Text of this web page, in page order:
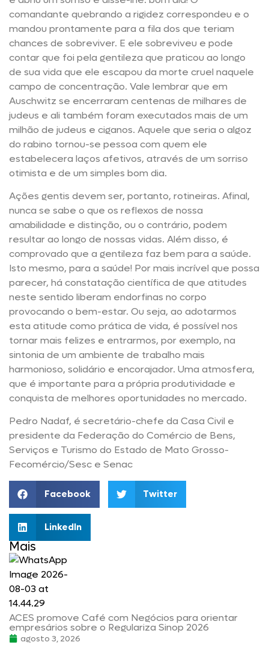
comandante quebrando a rigidez correspondeu e o
mandou prontamente para a fila dos que teriam
chances de sobreviver. E ele sobreviveu e pode
contar que foi pela gentileza que praticou ao longo
de sua vida que ele escapou da morte cruel naquele
campo de concentração. Vale lembrar que em
Auschwitz se encerraram centenas de milhares de
judeus e ali também foram executados mais de um
milhão de judeus e ciganos. Aquele que seria o algoz
do rabino tornou-se pessoa com quem ele
estabelecera laços afetivos, através de um sorriso
otimista e de um simples bom dia.
Ações gentis devem ser, portanto, rotineiras. Afinal,
nunca se sabe o que os reflexos de nossa
amabilidade e distinção, ou o contrário, podem
resultar ao longo de nossas vidas. Além disso, é
comprovado que a gentileza faz bem para a saúde.
Isto mesmo, para a saúde! Por mais incrível que possa
parecer, há constatação científica de que atitudes
neste sentido liberam endorfinas no corpo
provocando o bem-estar. Ou seja, ao adotarmos
esta atitude como prática de vida, é possível nos
tornar mais felizes e entrarmos, por exemplo, na
sintonia de um ambiente de trabalho mais
harmonioso, solidário e encorajador. Uma atmosfera,
que é importante para a própria produtividade e
conquista de melhores oportunidades no mercado.
Pedro Nadaf, é secretário-chefe da Casa Civil e
presidente da Federação do Comércio de Bens,
Serviços e Turismo do Estado de Mato Grosso-
Fecomércio/Sesc e Senac
Facebook Twitter
LinkedIn
Mais
ACES promove Café com Negócios para orientar
empresários sobre o Regulariza Sinop 2026
agosto 3, 2026